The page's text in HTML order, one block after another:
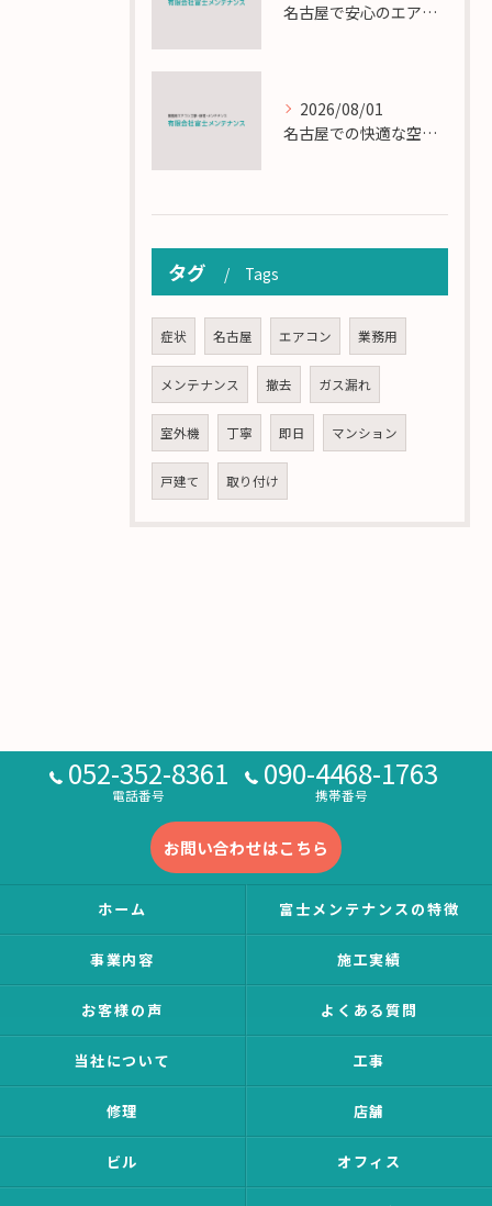
名古屋で安心のエアコン工事と定期メンテナンスの重要性
2026/08/01
名古屋での快適な空調を実現するエアコンサービスの技術
タグ Tags
症状 名古屋 エアコン 業務用
メンテナンス 撤去 ガス漏れ
室外機 丁寧 即日 マンション
戸建て 取り付け
052-352-8361
電話番号
090-4468-1763
携帯番号
お問い合わせはこちら
ホーム 富士メンテナンスの特徴
事業内容 施工実績
お客様の声 よくある質問
当社について 工事
修理 店舗
ビル オフィス